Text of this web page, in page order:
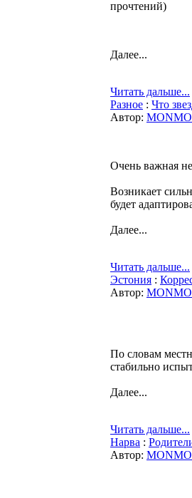
прочтений)
Далее...
Читать дальше...
Разное : Что
Автор:
Очень важная
Возникает
будет
Далее...
Читать дальше...
Эстония :
Автор:
По словам
стабильно
Далее...
Читать дальше...
Нарва :
Автор: